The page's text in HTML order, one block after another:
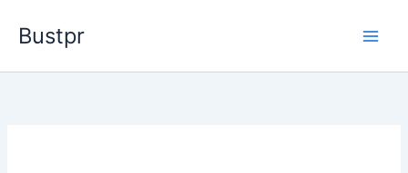
Bustpr